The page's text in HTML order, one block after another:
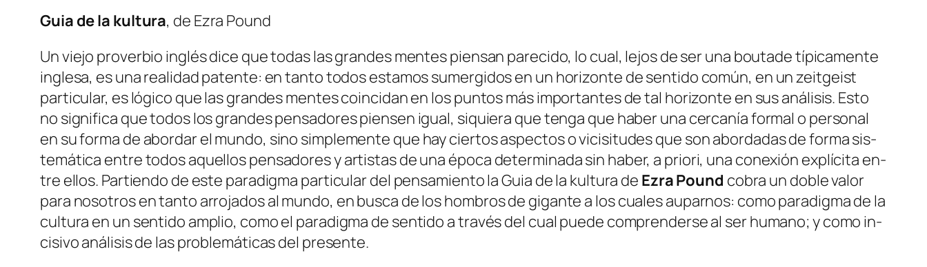
Guia de la kul­tu­ra, de Ezra Pound
Un vie­jo pro­ver­bio in­glés di­ce que to­das las gran­des men­tes pien­san pa­re­ci­do, lo cual, le­jos de ser una bou­ta­detí­pi­ca­men­te
in­gle­sa, es una reali­dad pa­ten­te: en tan­to to­dos es­ta­mos su­mer­gi­dos en un ho­ri­zon­te de sen­ti­do co­mún, en unzeit­geist
par­ti­cu­lar, es ló­gi­co que las gran­des men­tes coin­ci­dan en los pun­tos más im­por­tan­tes de tal ho­ri­zon­te en sus aná­li­sis. Esto
no sig­ni­fi­ca que to­dos los gran­des pen­sa­do­res pien­sen igual, si­quie­ra que ten­ga que ha­ber una cer­ca­nía for­mal o per­so­nal
en su for­ma de abor­dar el mun­do, sino sim­ple­men­te que hay cier­tos as­pec­tos o vi­ci­si­tu­des que son abor­da­das de for­ma sis­
te­má­ti­ca en­tre to­dos aque­llos pen­sa­do­res y ar­tis­tas de una épo­ca de­ter­mi­na­da sin ha­ber, a prio­ri, una co­ne­xión ex­plí­ci­ta en­
tre ellos. Partiendo de es­te pa­ra­dig­ma par­ti­cu­lar del pen­sa­mien­to laGuia de la kul­tu­ra de Ezra Pound co­bra un do­ble va­lor
pa­ra no­so­tros en tan­to arro­ja­dos al mun­do, en bus­ca de los hom­bros de gi­gan­te a los cua­les au­par­nos: co­mo pa­ra­dig­ma de la
cul­tu­ra en un sen­ti­do am­plio, co­mo el pa­ra­dig­ma de sen­ti­do a tra­vés del cual pue­de com­pren­der­se al ser hu­mano; y co­mo in­
ci­si­vo aná­li­sis de las pro­ble­má­ti­cas del presente.